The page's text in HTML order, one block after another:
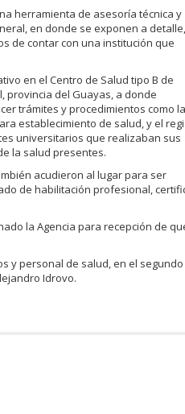
herramienta de asesoría técnica y
en donde se exponen a
de contar con una institución que
en el Centro de Salud tipo B de
provincia del Guayas, a donde
trámites y procedimientos como la
establecimiento de salud, y el
universitarios que realizaban sus
la salud presentes.
acudieron al lugar para ser
de habilitación profesional,
la Agencia para recepción de
y personal de salud, en el
Idrovo.